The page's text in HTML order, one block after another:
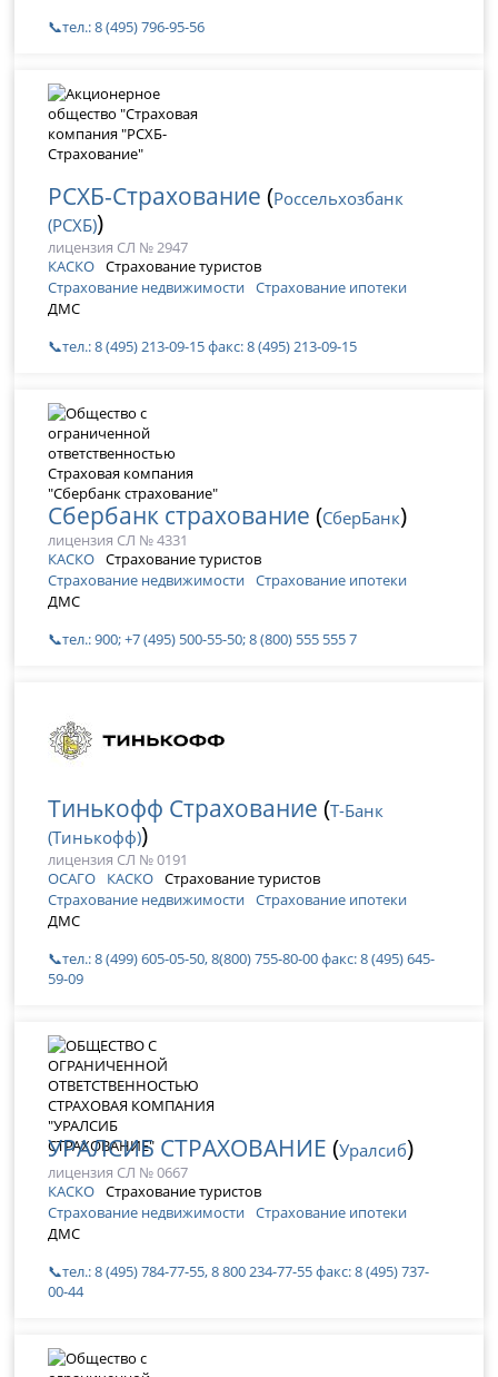
📞тел.: 8 (495) 796-95-56
РСХБ-Страхование (Россельхозбанк
(РСХБ))
лицензия СЛ № 2947
КАСКО Страхование туристов
Страхование недвижимости Страхование ипотеки
ДМС
📞тел.: 8 (495) 213-09-15 факс: 8 (495) 213-09-15
Сбербанк страхование (СберБанк)
лицензия СЛ № 4331
КАСКО Страхование туристов
Страхование недвижимости Страхование ипотеки
ДМС
📞тел.: 900; +7 (495) 500-55-50; 8 (800) 555 555 7
Тинькофф Страхование (Т-Банк
(Тинькофф))
лицензия СЛ № 0191
ОСАГО
КАСКО Страхование туристов
Страхование недвижимости Страхование ипотеки
ДМС
📞тел.: 8 (499) 605-05-50, 8(800) 755-80-00 факс: 8 (495) 645-
59-09
УРАЛСИБ СТРАХОВАНИЕ (Уралсиб)
лицензия СЛ № 0667
КАСКО Страхование туристов
Страхование недвижимости Страхование ипотеки
ДМС
📞тел.: 8 (495) 784-77-55, 8 800 234-77-55 факс: 8 (495) 737-
00-44